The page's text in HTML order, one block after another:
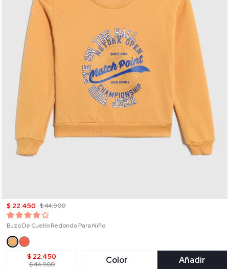
$ 22.450 $ 44.900
Buzo De Cuello Redondo Para Niño
$ 22.450
$ 44.900 Color Añadir